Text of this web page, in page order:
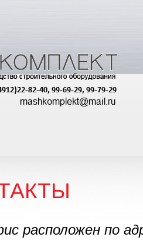
расположен по